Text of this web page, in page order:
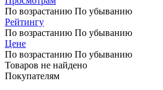
По возрастанию По убыванию
Рейтингу
По возрастанию По убыванию
Цене
По возрастанию По убыванию
Товаров не найдено
Покупателям